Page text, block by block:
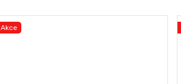
Akce